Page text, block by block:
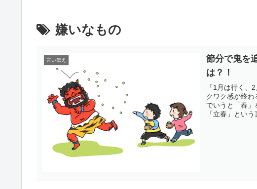
嫌いなもの
言い伝え
節分で鬼を
は？！
「1月は行く、
クワク感が終
でいうと「春」
「立春」とい